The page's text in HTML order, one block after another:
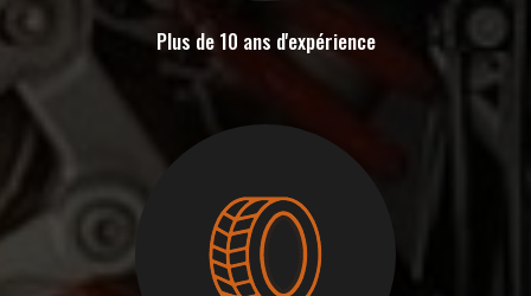
Plus de 10 ans d'expérience